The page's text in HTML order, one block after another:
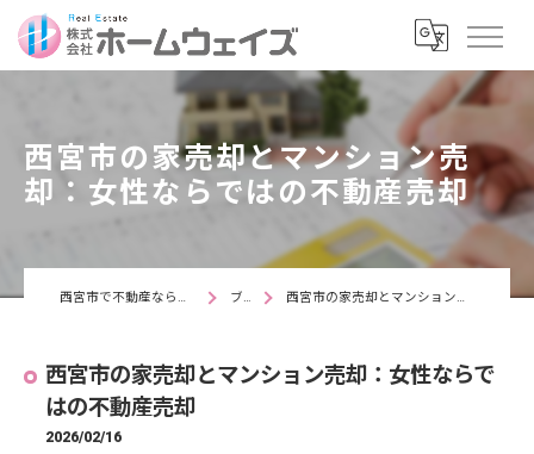
西宮市の家売却とマンション売
却：女性ならではの不動産売却
西宮市で不動産なら株式会社ホームウェイズ ブログ 西宮市の家売却とマンション売却：女性ならではの不動産売却
西宮市の家売却とマンション売却：女性ならで
はの不動産売却
2026/02/16